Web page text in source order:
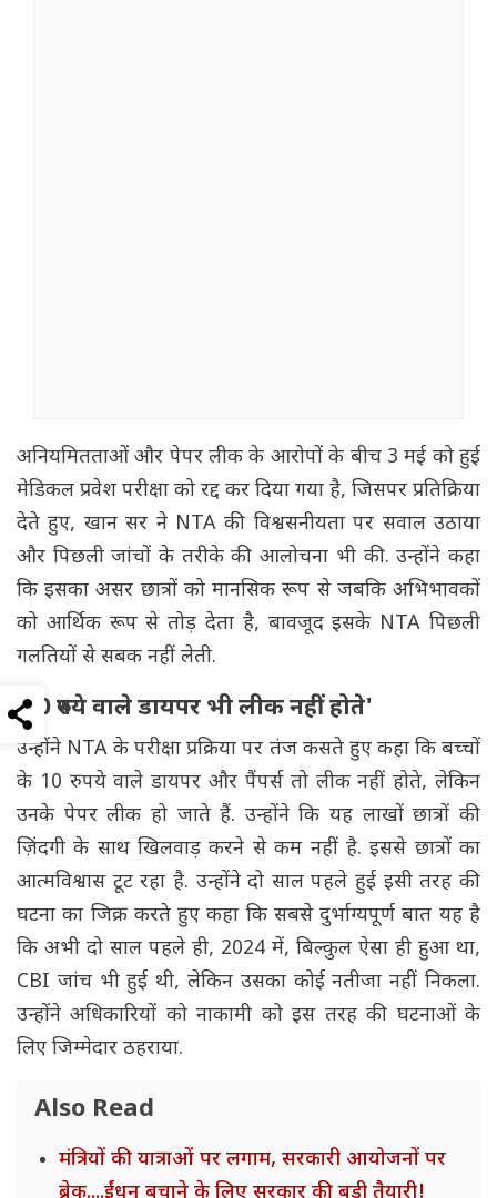
अनियमितताओं और पेपर लीक के आरोपों के बीच 3 मई को हुई
मेडिकल प्रवेश परीक्षा को रद्द कर दिया गया है, जिसपर प्रतिक्रिया
देते हुए, खान सर ने NTA की विश्वसनीयता पर सवाल उठाया
और पिछली जांचों के तरीके की आलोचना भी की. उन्होंने कहा
कि इसका असर छात्रों को मानसिक रूप से जबकि अभिभावकों
को आर्थिक रूप से तोड़ देता है, बावजूद इसके NTA पिछली
गलतियों से सबक नहीं लेती.
'10 रुपये वाले डायपर भी लीक नहीं होते'
उन्होंने NTA के परीक्षा प्रक्रिया पर तंज कसते हुए कहा कि बच्चों
के 10 रुपये वाले डायपर और पैंपर्स तो लीक नहीं होते, लेकिन
उनके पेपर लीक हो जाते हैं. उन्होंने कि यह लाखों छात्रों की
ज़िंदगी के साथ खिलवाड़ करने से कम नहीं है. इससे छात्रों का
आत्मविश्वास टूट रहा है. उन्होंने दो साल पहले हुई इसी तरह की
घटना का जिक्र करते हुए कहा कि सबसे दुर्भाग्यपूर्ण बात यह है
कि अभी दो साल पहले ही, 2024 में, बिल्कुल ऐसा ही हुआ था,
CBI जांच भी हुई थी, लेकिन उसका कोई नतीजा नहीं निकला.
उन्होंने अधिकारियों को नाकामी को इस तरह की घटनाओं के
लिए जिम्मेदार ठहराया.
Also Read
मंत्रियों की यात्राओं पर लगाम, सरकारी आयोजनों पर